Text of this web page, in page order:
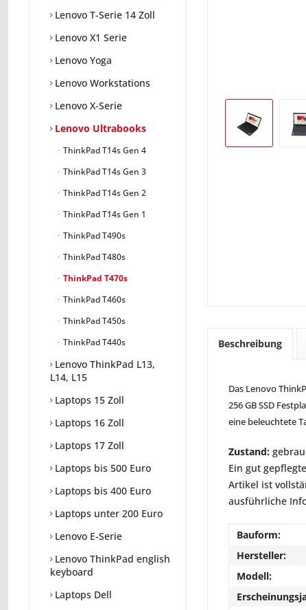
Lenovo T-Serie 14 Zoll
Lenovo X1 Serie
Lenovo Yoga
Lenovo Workstations
Lenovo X-Serie
Lenovo Ultrabooks
ThinkPad T14s Gen 4
ThinkPad T14s Gen 3
ThinkPad T14s Gen 2
ThinkPad T14s Gen 1
ThinkPad T490s
ThinkPad T480s
ThinkPad T470s
ThinkPad T460s
ThinkPad T450s
ThinkPad T440s
Lenovo ThinkPad L13,
L14, L15
Laptops 15 Zoll
Laptops 16 Zoll
Laptops 17 Zoll
Laptops bis 500 Euro
Laptops bis 400 Euro
Laptops unter 200 Euro
Lenovo E-Serie
Lenovo ThinkPad english
keyboard
Laptops Dell
Beschreibung
Das Lenovo
256 GB SSD
eine beleuchtete
Zustand:
Ein gut
Artikel ist
ausführliche
Bauform:
Hersteller:
Modell: